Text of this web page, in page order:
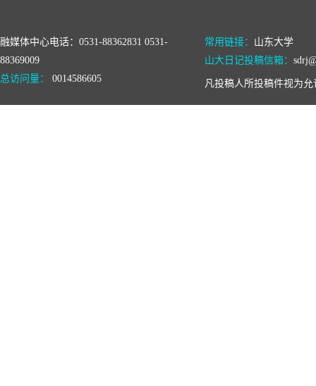
融媒体中心电话：0531-88362831 0531-
88369009
常用链接： 山东大学
山大日记投稿信箱：
总访问量：
0014586605 凡投稿人所投稿件视为